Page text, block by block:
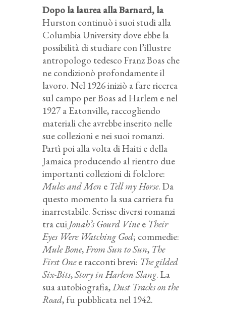
Dopo la laurea alla Barnard, la
Hurston continuò i suoi studi alla
Columbia University dove ebbe la
possibilità di studiare con l’illustre
antropologo tedesco Franz Boas che
ne condizionò profondamente il
lavoro. Nel 1926 iniziò a fare ricerca
sul campo per Boas ad Harlem e nel
1927 a Eatonville, raccogliendo
materiali che avrebbe inserito nelle
sue collezioni e nei suoi romanzi.
Partì poi alla volta di Haiti e della
Jamaica producendo al rientro due
importanti collezioni di folclore:
Mules and Men e Tell my Horse. Da
questo momento la sua carriera fu
inarrestabile. Scrisse diversi romanzi
tra cui Jonah’s Gourd Vinee Their
Eyes Were Watching God; commedie:
Mule Bone,From Sun to Sun, The
First Onee racconti brevi: The gilded
Six-Bits,Story in Harlem Slang. La
sua autobiografia,Dust Tracks on the
Road, fu pubblicata nel 1942.